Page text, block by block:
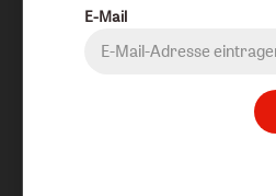
E-Mail